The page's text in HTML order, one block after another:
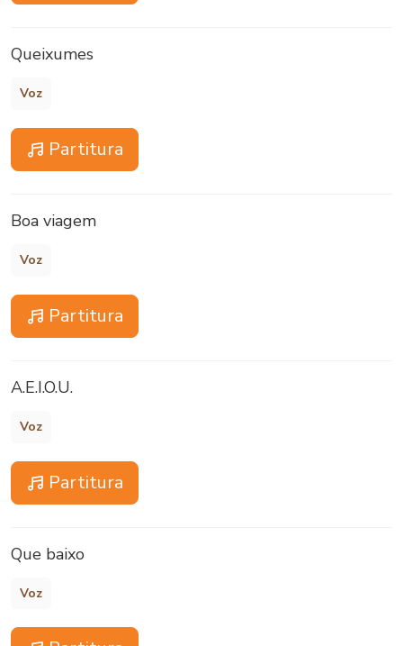
Queixumes
Voz
Partitura
Boa viagem
Voz
Partitura
A.E.I.O.U.
Voz
Partitura
Que baixo
Voz